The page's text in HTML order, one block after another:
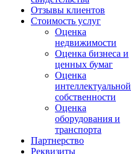
Отзывы клиентов
Стоимость услуг
Оценка
недвижимости
Оценка бизнеса и
ценных бумаг
Оценка
интеллектуальной
собственности
Оценка
оборудования и
транспорта
Партнерство
Реквизиты